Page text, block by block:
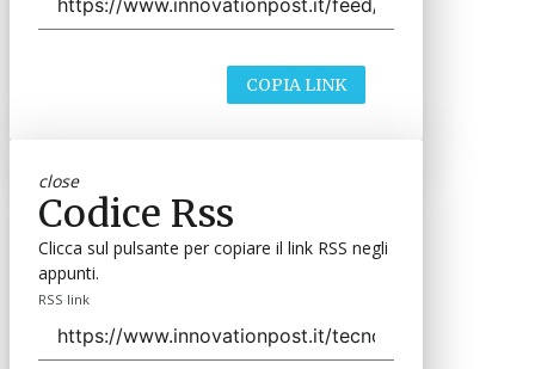
COPIA LINK
close
Codice Rss
Clicca sul pulsante per copiare il link RSS negli
appunti.
RSS link